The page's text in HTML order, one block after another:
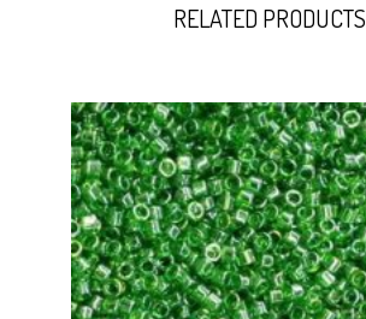
RELATED PRODUCTS